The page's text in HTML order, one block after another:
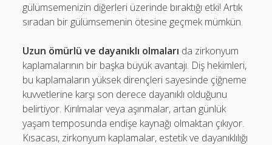
gülümsemenizin diğerleri üzerinde bıraktığı etki! Artık
sıradan bir gülümsemenin ötesine geçmek mümkün.
Uzun ömürlü ve dayanıklı olmaları da zirkonyum
kaplamalarının bir başka büyük avantajı. Diş hekimleri,
bu kaplamaların yüksek dirençleri sayesinde çiğneme
kuvvetlerine karşı son derece dayanıklı olduğunu
belirtiyor. Kırılmalar veya aşınmalar, artan günlük
yaşam temposunda endişe kaynağı olmaktan çıkıyor.
Kısacası, zirkonyum kaplamalar, estetik ve dayanıklılığı